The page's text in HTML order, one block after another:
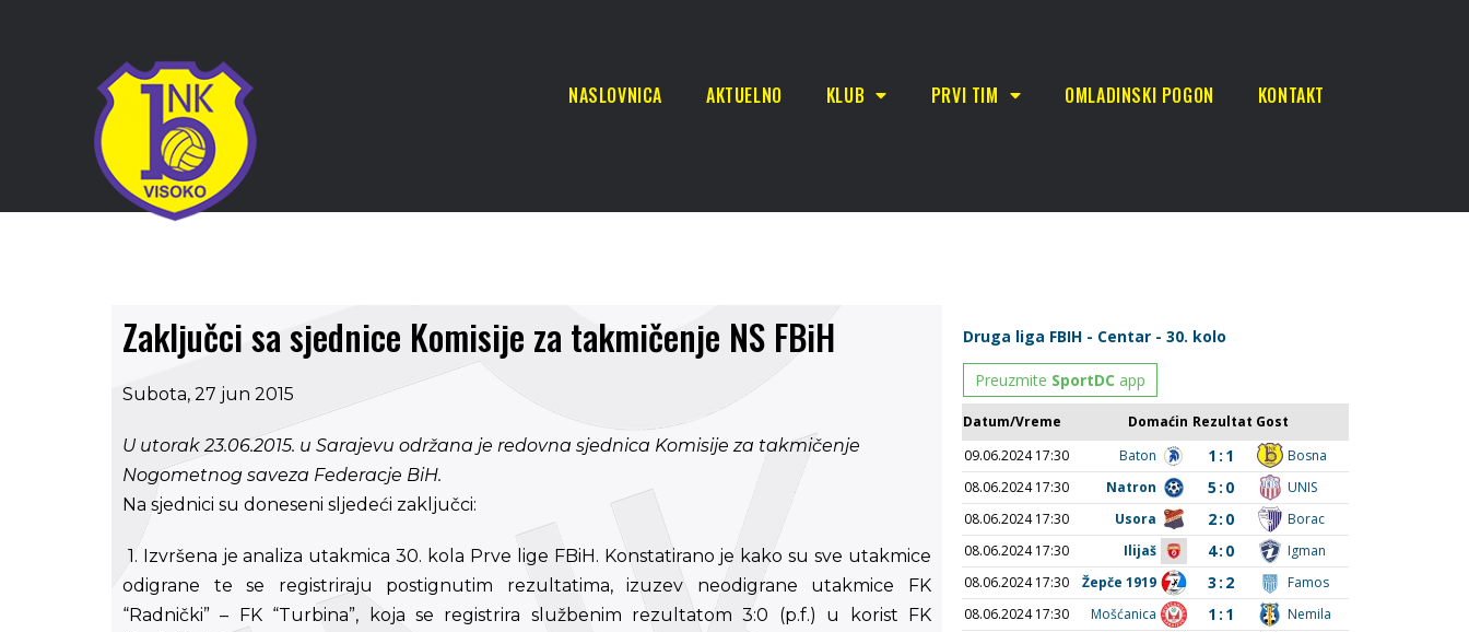
NASLOVNICA AKTUELNO KLUB PRVI TIM OMLADINSKI POGON KONTAKT
Zaključci sa sjednice Komisije za takmičenje NS FBiH
Subota, 27 jun 2015
U utorak 23.06.2015. u Sarajevu održana je redovna sjednica Komisije za takmičenje
Nogometnog saveza Federacje BiH.
Na sjednici su doneseni sljedeći zaključci:
1. Izvršena je analiza utakmica 30. kola Prve lige FBiH. Konstatirano je kako su sve utakmice
odigrane te se registriraju postignutim rezultatima, izuzev neodigrane utakmice FK
“Radnički” – FK “Turbina”, koja se registrira službenim rezultatom 3:0 (p.f.) u korist FK